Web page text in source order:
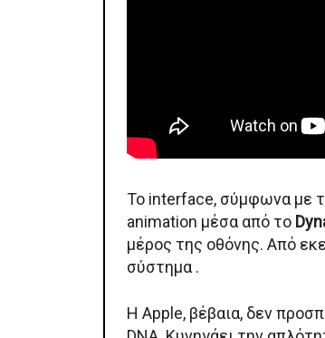
Το interface, σύμφωνα με
animation μέσα από το
μέρος της οθόνης. Από
σύστημα .
Η Apple, βέβαια, δεν